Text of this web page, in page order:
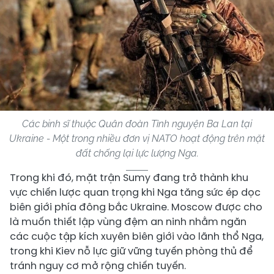
Các binh sĩ thuộc Quân đoàn Tình nguyện Ba Lan tại
Ukraine - Một trong nhiều đơn vị NATO hoạt động trên mặt
đất chống lại lực lượng Nga.
Trong khi đó, mặt trận Sumy đang trở thành khu
vực chiến lược quan trọng khi Nga tăng sức ép dọc
biên giới phía đông bắc Ukraine. Moscow được cho
là muốn thiết lập vùng đệm an ninh nhằm ngăn
các cuộc tập kích xuyên biên giới vào lãnh thổ Nga,
trong khi Kiev nỗ lực giữ vững tuyến phòng thủ để
tránh nguy cơ mở rộng chiến tuyến.